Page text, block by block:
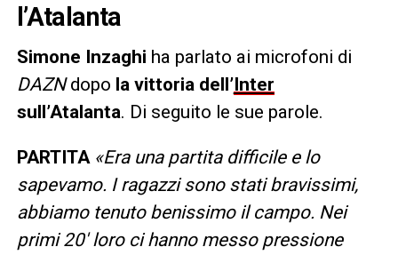
l’Atalanta
Simone Inzaghi ha parlato ai microfoni di
DAZNdopo la vittoria dell’Inter
sull’Atalanta. Di seguito le sue parole.
PARTITA «Era una partita difficile e lo
sapevamo. I ragazzi sono stati bravissimi,
abbiamo tenuto benissimo il campo. Nei
primi 20′ loro ci hanno messo pressione